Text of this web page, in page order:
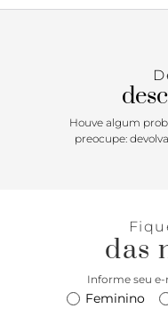
com acabamento
alças de ombro
superior em zíper e traz
parte inferior da capa
Porque Apostar: A
tamanho ideal,
preocupe com mais
Houve algum
preocupe:
das
Informe seu e-
Feminino